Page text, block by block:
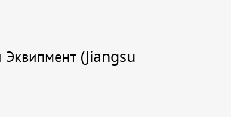
(Jiangsu